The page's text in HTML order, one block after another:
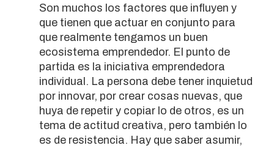
Son muchos los factores que influyen y
que tienen que actuar en conjunto para
que realmente tengamos un buen
ecosistema emprendedor. El punto de
partida es la iniciativa emprendedora
individual. La persona debe tener inquietud
por innovar, por crear cosas nuevas, que
huya de repetir y copiar lo de otros, es un
tema de actitud creativa, pero también lo
es de resistencia. Hay que saber asumir,